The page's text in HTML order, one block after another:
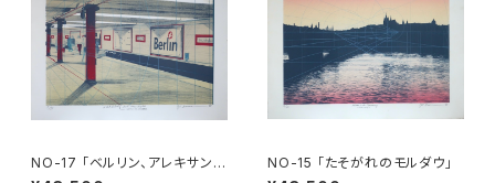
NO-17 「ベルリン、アレキサンダ
ープラッツ地下鉄駅」
NO-15 「たそがれのモルダウ」